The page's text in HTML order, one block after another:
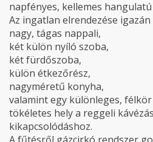
napfényes, kellemes
Az ingatlan elrendezése
nagy, tágas nappali,
két külön nyíló szoba,
két fürdőszoba,
külön étkezőrész,
nagyméretű konyha,
valamint egy különleges,
tökéletes hely a reggeli
kikapcsolódáshoz.